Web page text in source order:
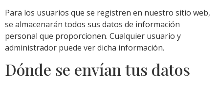
Para los usuarios que se registren en nuestro sitio web,
se almacenarán todos sus datos de información
personal que proporcionen. Cualquier usuario y
administrador puede ver dicha información.
Dónde se envían tus datos